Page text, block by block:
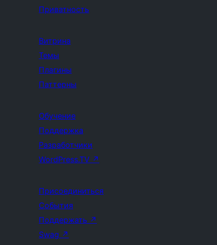
Приватность
Витрина
Темы
Плагины
Паттерны
Обучение
Поддержка
Разработчики
WordPress.TV ↗
Присоединиться
События
Поддержать ↗
Swag ↗